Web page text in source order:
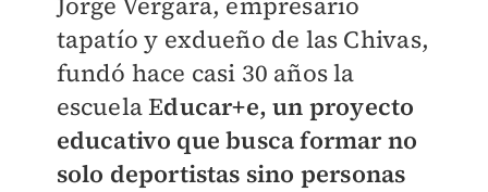
tapatío y exdueño de las Chivas,
fundó hace casi 30 años la
escuela Educar+e, un proyecto
educativo que busca formar no
solo deportistas sino personas